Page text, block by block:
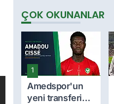
ÇOK OKUNANLAR
1
Amedspor'un
yeni transferi